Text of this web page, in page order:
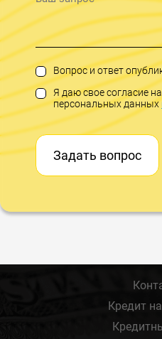
Вопрос и ответ
Я даю свое согласие
персональных данных
Задать вопрос
Кредит